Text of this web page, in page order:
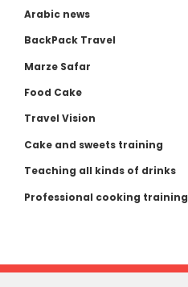
Arabic news
BackPack Travel
Marze Safar
Food Cake
Travel Vision
Cake and sweets training
Teaching all kinds of drinks
Professional cooking training